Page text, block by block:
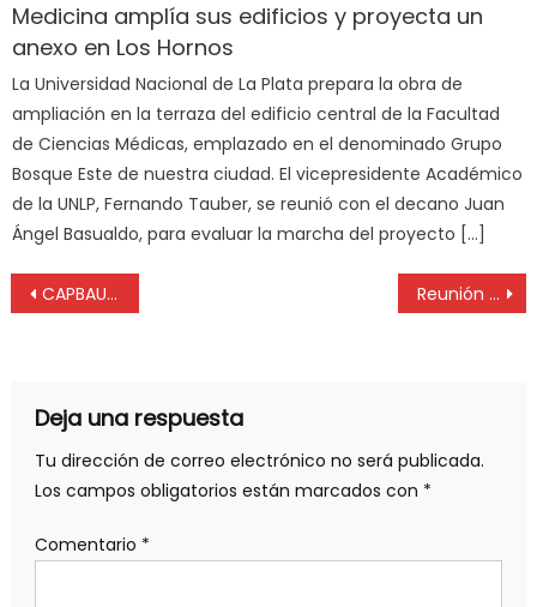
Medicina amplía sus edificios y proyecta un
anexo en Los Hornos
La Universidad Nacional de La Plata prepara la obra de
ampliación en la terraza del edificio central de la Facultad
de Ciencias Médicas, emplazado en el denominado Grupo
Bosque Este de nuestra ciudad. El vicepresidente Académico
de la UNLP, Fernando Tauber, se reunió con el decano Juan
Ángel Basualdo, para evaluar la marcha del proyecto […]
CAPBAUNO: Ciclo internacional de charlas sobre arquitectura sustentable Reunión del Colegio de Profesionales de la Higiene y Seguridad en el Ministerio de Trabajo de la Nación
Deja una respuesta
Tu dirección de correo electrónico no será publicada.
Los campos obligatorios están marcados con *
Comentario *